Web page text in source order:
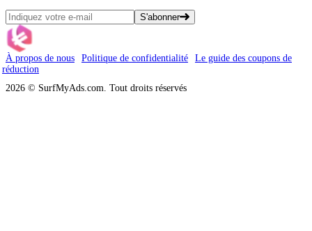
S'abonner
À propos de nous Politique de confidentialité
Le guide des coupons de
réduction
2026 © SurfMyAds.com. Tout droits réservés